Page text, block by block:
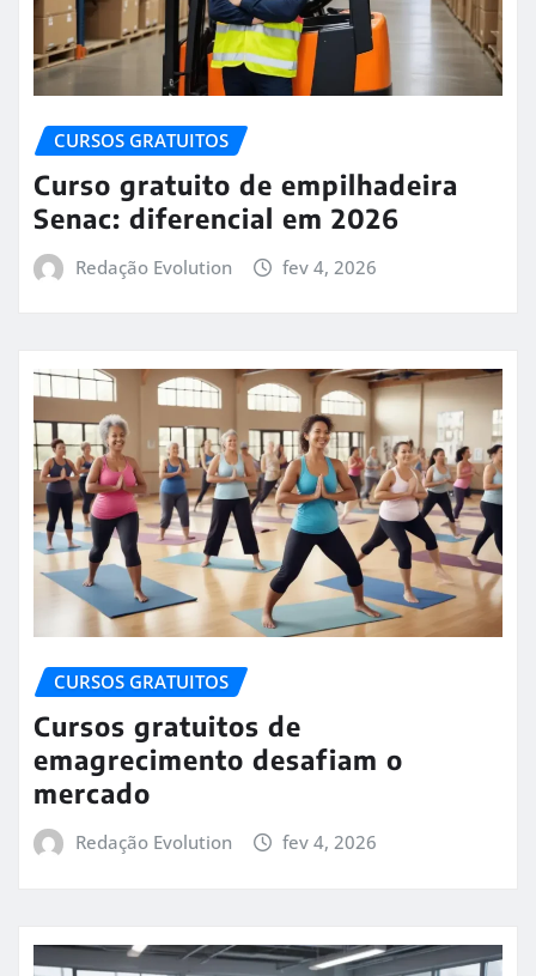
CURSOS GRATUITOS
Curso gratuito de empilhadeira
Senac: diferencial em 2026
Redação Evolution fev 4, 2026
CURSOS GRATUITOS
Cursos gratuitos de
emagrecimento desafiam o
mercado
Redação Evolution fev 4, 2026